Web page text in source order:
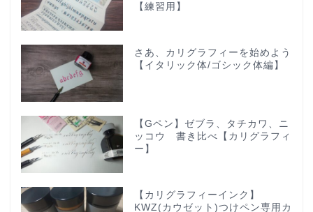
【練習用】
さあ、カリグラフィーを始めよう
【イタリック体/ゴシック体編】
【Gペン】ゼブラ、タチカワ、ニ
ッコウ 書き比べ【カリグラフィ
ー】
【カリグラフィーインク】
KWZ(カウゼット)つけペン専用カ